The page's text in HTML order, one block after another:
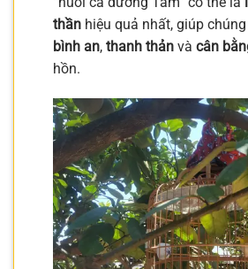
thần hiệu quả nhất, giúp
bình an, thanh thản và cân
hồn.